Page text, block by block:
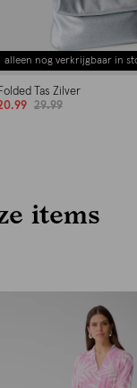
alleen nog verkrijgbaar in
Folded Tas Zilver
29.99
items